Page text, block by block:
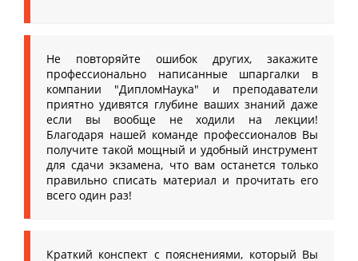
Не повторяйте ошибок других, закажите
профессионально написанные шпаргалки в
компании "ДипломНаука" и преподаватели
приятно удивятся глубине ваших знаний даже
если вы вообще не ходили на лекции!
Благодаря нашей команде профессионалов Вы
получите такой мощный и удобный инструмент
для сдачи экзамена, что вам останется только
правильно списать материал и прочитать его
всего один раз!
Краткий конспект с пояснениями, который Вы